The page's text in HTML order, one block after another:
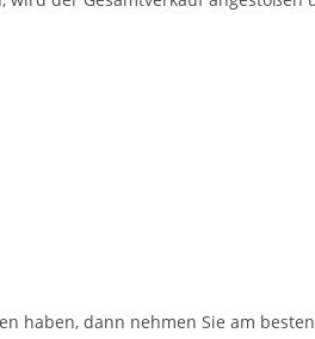
haben, dann nehmen Sie am